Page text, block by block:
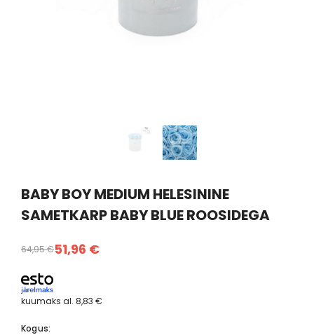
BABY BOY MEDIUM HELESININE
SAMETKARP BABY BLUE ROOSIDEGA
51,96 €
64,95 €
kuumaks al. 8,83 €
Kogus: